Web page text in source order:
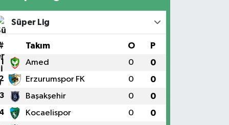
Süper Lig
Takım O P
1 Amed 0 0
Erzurumspor FK 0 0
3 Başakşehir 0 0
Kocaelispor 0 0